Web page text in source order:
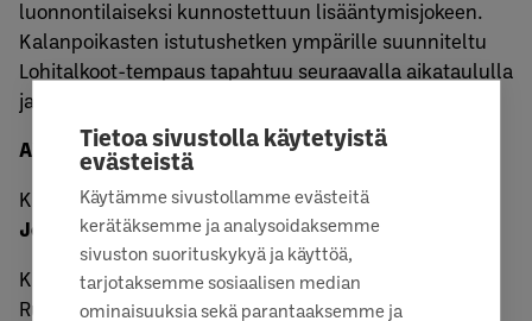
luonnontilaiseksi kunnostettuun lisääntymisjokeen.
Kalanpoikasten istutushetken ympärille suunniteltu
Lohitalkoot-tempaus tapahtuu seuraavalla aikataululla
ja ohjelmalla:
Aikataulu ja ohjelma:
Klo 11.00–12.00 Vapaamuotoista jutustelua kokki
Jesse Valkamankalaruokakojun äärellä
Klo 12.00–13.00 Vaelluskalakuulumisia Kemijoen
Runkaukselta, kysymyksiä ja keskustelua
Tietoa sivustolla käytetyistä
evästeistä
Käytämme sivustollamme evästeitä
kerätäksemme ja analysoidaksemme
sivuston suorituskykyä ja käyttöä,
tarjotaksemme sosiaalisen median
ominaisuuksia sekä parantaaksemme ja